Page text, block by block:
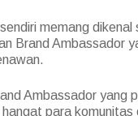
memang dikenal
Brand Ambassador
Ambassador yang
para komunitas